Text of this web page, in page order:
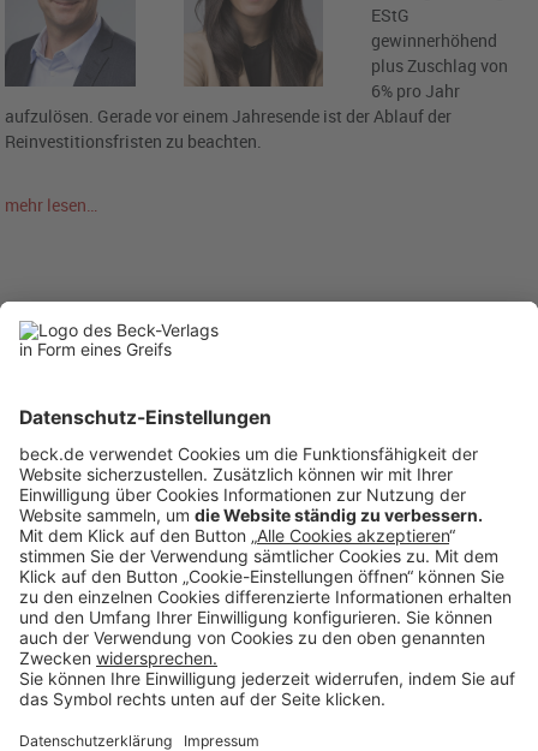
EStG
gewinnerhöhend
plus Zuschlag von
6% pro Jahr
aufzulösen. Gerade vor einem Jahresende ist der Ablauf der
Reinvestitionsfristen zu beachten.
mehr lesen…
1 2 3 4 5 6 7
Anzeigen